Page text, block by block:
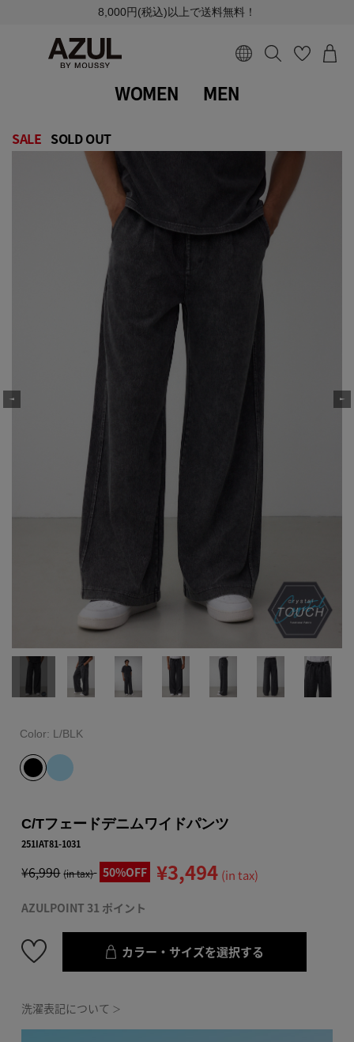
8,000円(税込)以上で送料無料！
WOMEN MEN
SALE SOLD OUT
Color: L/BLK
C/Tフェードデニムワイドパンツ
251IAT81-1031
¥6,990 (in tax) 50%OFF ¥3,494 (in tax)
AZULPOINT 31 ポイント
カラー・サイズを選択する
洗濯表記について ＞